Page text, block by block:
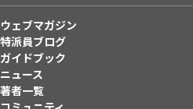
ウェブマガジン
特派員ブログ
ガイドブック
ニュース
著者一覧